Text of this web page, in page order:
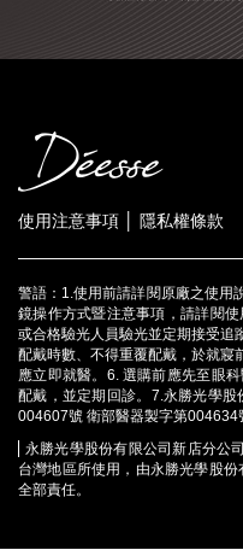
使用注意事項 隱私權條款
警語：1.使用前請詳閱原廠之使用
鏡操作方式暨注意事項，請詳閱
或合格驗光人員驗光並定期接受追
配戴時數、不得重覆配戴，於就寢
應立即就醫。6. 選購前應先至眼
配戴，並定期回診。7.永勝光學
004607號 衛部醫器製字第004634
永勝光學股份有限公司新店分公
台灣地區所使用，由永勝光學股
全部責任。